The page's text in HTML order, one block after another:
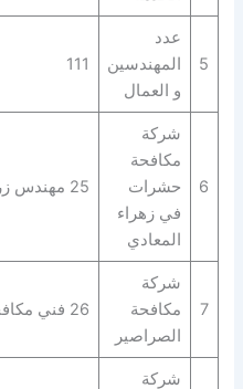
5
عدد
المهندسين
و العمال
111
6
شركة
مكافحة
حشرات
في زهراء
المعادي
25 مهندس زراعي
7
شركة
مكافحة
الصراصير
26 فني مكافحة حشرات
شركة